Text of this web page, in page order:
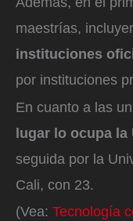
maestrías,
instituciones
por instituciones
En cuanto a las
lugar lo ocupa la
seguida por la
Cali, con 23.
(Vea: Tecnología